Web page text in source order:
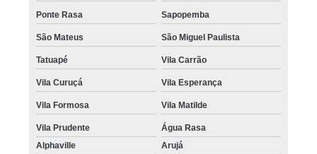
Ponte Rasa Sapopemba
São Mateus São Miguel Paulista
Tatuapé Vila Carrão
Vila Curuçá Vila Esperança
Vila Formosa Vila Matilde
Vila Prudente
Água Rasa
Alphaville
Arujá